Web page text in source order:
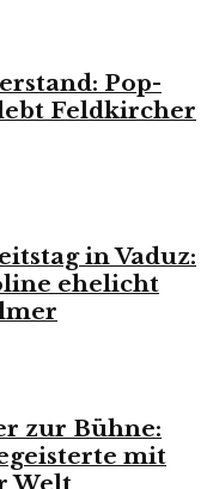
Pop-
Feldkircher
in Vaduz:
ehelicht
zur Bühne:
mit